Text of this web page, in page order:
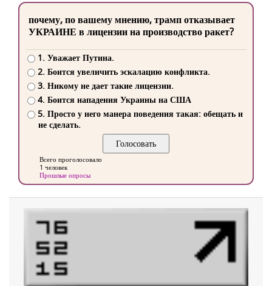
почему, по вашему мнению, трамп отказывает
УКРАИНЕ в лицензии на производство ракет?
1. Уважает Путина.
2. Боится увеличить эскалацию конфликта.
3. Никому не дает такие лицензии.
4. Боится нападения Украины на США
5. Просто у него манера поведения такая: обещать и
не сделать.
Всего проголосовало
1 человек
Прошлые опросы